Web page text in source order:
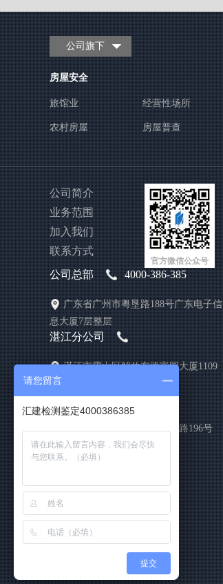
公司旗下
房屋安全
旅馆业 经营性场所
农村房屋 房屋普查
公司简介
业务范围
加入我们
联系方式
官方微信公众号
公司总部 4000-386-385
广东省广州市粤垦路188号广东电子信
息大厦7层整层
湛江分公司
湛江市霞山区解放东路富园大厦1109
号
珠海办事处
珠海市斗门区白蕉镇同心中路196号
请您留言
汇建检测鉴定4000386385
提交